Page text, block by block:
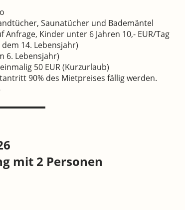
Saunatücher und Bademäntel
Anfrage, Kinder unter 6 Jahren 10,- EUR/Tag
14. Lebensjahr)
6. Lebensjahr)
50 EUR (Kurzurlaub)
90% des Mietpreises fällig werden.
2026
mit 2 Personen